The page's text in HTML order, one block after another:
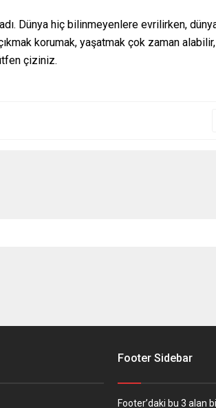
Dünya hiç bilinmeyenlere evrilirken,
korumak, yaşatmak çok zaman
çiziniz.
Footer Sidebar
Footer’daki bu 3 alan